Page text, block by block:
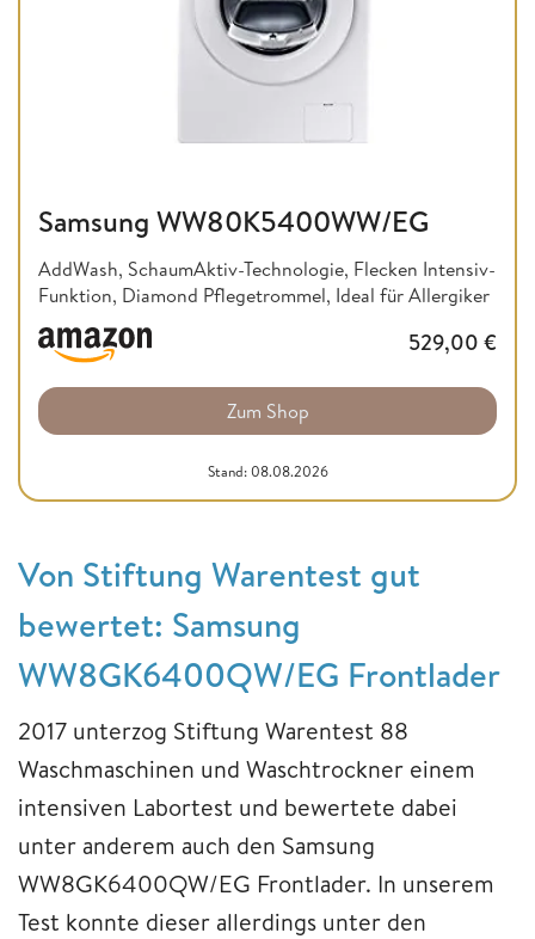
Samsung WW80K5400WW/EG
AddWash, SchaumAktiv-Technologie, Flecken Intensiv-
Funktion, Diamond Pflegetrommel, Ideal für Allergiker
529,00 €
Zum Shop
Stand: 08.08.2026
Von Stiftung Warentest gut
bewertet: Samsung
WW8GK6400QW/EG Frontlader
2017 unterzog Stiftung Warentest 88
Waschmaschinen und Waschtrockner einem
intensiven Labortest und bewertete dabei
unter anderem auch den Samsung
WW8GK6400QW/EG Frontlader. In unserem
Test konnte dieser allerdings unter den